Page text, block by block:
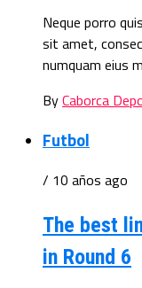
Neque porro
sit amet,
numquam eius
ByCaborca
Futbol
/ 10 años ago
The best
in Round 6